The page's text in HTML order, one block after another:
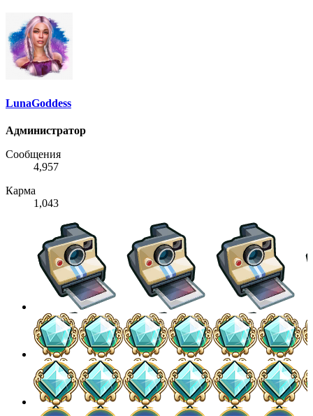
LunaGoddess
Администратор
Сообщения
4,957
Карма
1,043